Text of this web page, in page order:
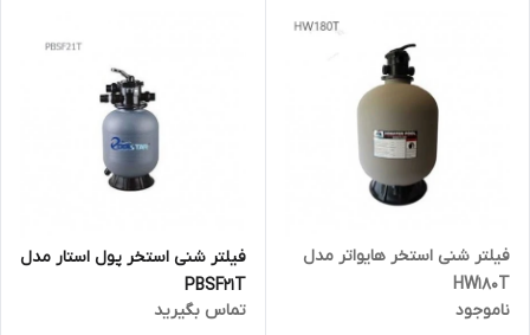
فیلتر شنی استخر هایواتر مدل
HW180T
ناموجود
فیلتر شنی استخر پول استار مدل
PBSF21T
تماس بگیرید